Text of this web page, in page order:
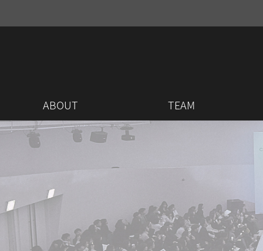
ABOUT TEAM